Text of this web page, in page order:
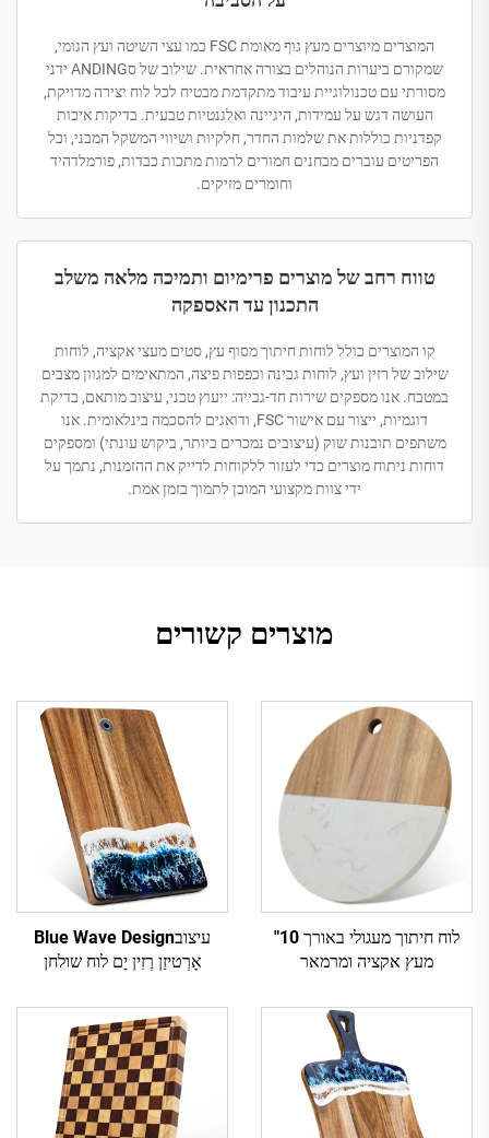
המוצרים מיוצרים מעץ גוף מאומת FSC כמו עצי השיטה ועץ הגומי,
שמקורם ביערות הנוהלים בצורה אחראית. שילוב של סANDING ידני
מסורתי עם טכנולוגיית עיבוד מתקדמת מבטיח לכל לוח יצירה מדויקת,
העושה דגש על עמידות, היגיינה ואלגנטיות טבעית. בדיקות איכות
קפדניות כוללות את שלמות החדר, חלקיות ושיווי המשקל המבני, וכל
הפריטים עוברים מבחנים חמורים לרמות מתכות כבדות, פורמלדהיד
וחומרים מזיקים.
טווח רחב של מוצרים פרימיום ותמיכה מלאה משלב
התכנון עד האספקה
קו המוצרים כולל לוחות חיתוך מסוף עץ, סטים מעצי אקציה, לוחות
שילוב של רזין ועץ, לוחות גבינה וכפפות פיצה, המתאימים למגוון מצבים
במטבח. אנו מספקים שירות חד-גבייה: ייעוץ טכני, עיצוב מותאם, בדיקת
דוגמיות, ייצור עם אישור FSC, ודואגים להסכמה בינלאומית. אנו
משתפים תובנות שוק (עיצובים נמכרים ביותר, ביקוש עונתי) ומספקים
דוחות ניתוח מוצרים כדי לעזור ללקוחות לדייק את ההזמנות, נתמך על
ידי צוות מקצועי המוכן לתמוך בזמן אמת.
מוצרים קשורים
לוח חיתוך מעגולי באורך 10"
מעץ אקציה ומרמאר
עיצובBlue Wave Design
אָרְטיזַן רֶזִין יָם לוח שולחן